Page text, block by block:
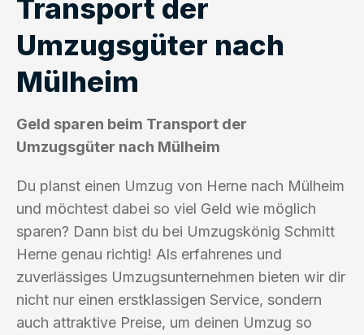
Transport der
Umzugsgüter nach
Mülheim
Geld sparen beim Transport der
Umzugsgüter nach Mülheim
Du planst einen Umzug von Herne nach Mülheim
und möchtest dabei so viel Geld wie möglich
sparen? Dann bist du bei Umzugskönig Schmitt
Herne genau richtig! Als erfahrenes und
zuverlässiges Umzugsunternehmen bieten wir dir
nicht nur einen erstklassigen Service, sondern
auch attraktive Preise, um deinen Umzug so